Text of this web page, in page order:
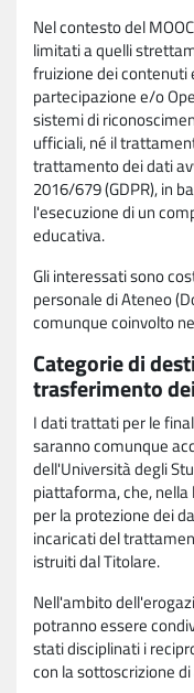
Nel contesto del
limitati a quelli
fruizione dei contenuti
partecipazione e/o
sistemi di
ufficiali, né il
trattamento dei dati
2016/679 (GDPR), in
l'esecuzione di un
educativa.
Gli interessati sono
personale di Ateneo
comunque coinvolto
Categorie di
trasferimento
I dati trattati per le
saranno comunque
dell'Università degli
piattaforma, che,
per la protezione dei
incaricati del
istruiti dal Titolare.
Nell'ambito
potranno essere
stati disciplinati i
con la sottoscrizione